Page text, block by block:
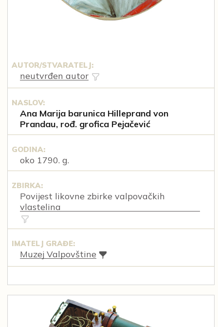
AUTOR/STVARATELJ:
neutvrđen autor
NASLOV:
Ana Marija barunica Hilleprand von
Prandau, rođ. grofica Pejačević
GODINA:
oko 1790. g.
ZBIRKA:
Povijest likovne zbirke valpovačkih
vlastelina
IMATELJ GRAĐE:
Muzej Valpovštine